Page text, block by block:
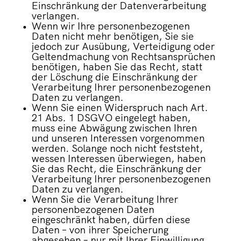
Einschränkung der Datenverarbeitung
verlangen.
Wenn wir Ihre personenbezogenen
Daten nicht mehr benötigen, Sie sie
jedoch zur Ausübung, Verteidigung oder
Geltendmachung von Rechtsansprüchen
benötigen, haben Sie das Recht, statt
der Löschung die Einschränkung der
Verarbeitung Ihrer personenbezogenen
Daten zu verlangen.
Wenn Sie einen Widerspruch nach Art.
21 Abs. 1 DSGVO eingelegt haben,
muss eine Abwägung zwischen Ihren
und unseren Interessen vorgenommen
werden. Solange noch nicht feststeht,
wessen Interessen überwiegen, haben
Sie das Recht, die Einschränkung der
Verarbeitung Ihrer personenbezogenen
Daten zu verlangen.
Wenn Sie die Verarbeitung Ihrer
personenbezogenen Daten
eingeschränkt haben, dürfen diese
Daten – von ihrer Speicherung